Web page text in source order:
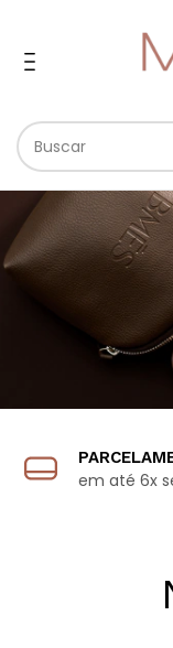
em até 6x